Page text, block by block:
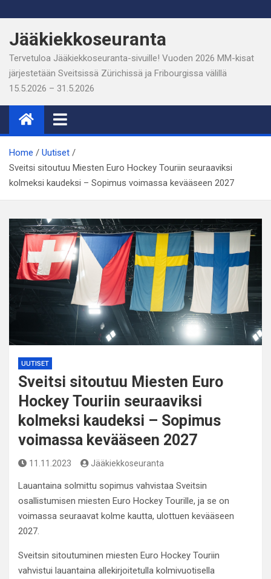
to
content
Jääkiekkoseuranta
Tervetuloa Jääkiekkoseuranta-sivuille! Vuoden 2026 MM-kisat
järjestetään Sveitsissä Zürichissä ja Fribourgissa välillä
15.5.2026 – 31.5.2026
Home
Uutiset
Sveitsi sitoutuu Miesten Euro Hockey Touriin seuraaviksi
kolmeksi kaudeksi – Sopimus voimassa kevääseen 2027
UUTISET
Sveitsi sitoutuu Miesten Euro
Hockey Touriin seuraaviksi
kolmeksi kaudeksi – Sopimus
voimassa kevääseen 2027
11.11.2023 Jääkiekkoseuranta
Lauantaina solmittu sopimus vahvistaa Sveitsin
osallistumisen miesten Euro Hockey Tourille, ja se on
voimassa seuraavat kolme kautta, ulottuen kevääseen
2027.
Sveitsin sitoutuminen miesten Euro Hockey Touriin
vahvistui lauantaina allekirjoitetulla kolmivuotisella